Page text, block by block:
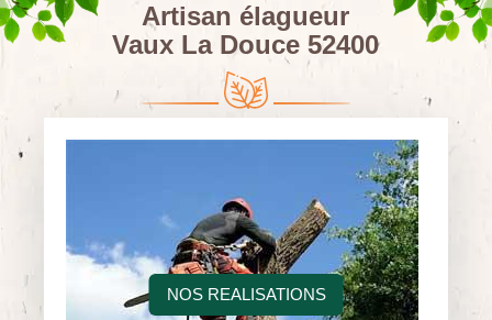
NOS REALISATIONS
Artisan élagueur
Vaux La Douce 52400